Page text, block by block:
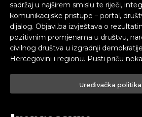
sadržaj u najširem smislu te riječi,
komunikacijske pristupe – portal,
dijalog. Objavi.ba izvještava o
pozitivnim promjenama u društvu,
civilnog društva u izgradnji
Hercegovini i regionu. Pusti priču
Uređivačka politika